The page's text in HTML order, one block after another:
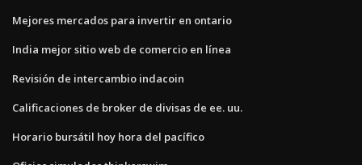
Mejores mercados para invertir en ontario
India mejor sitio web de comercio en línea
Revisión de intercambio indacoin
Calificaciones de broker de divisas de ee. uu.
Horario bursátil hoy hora del pacífico